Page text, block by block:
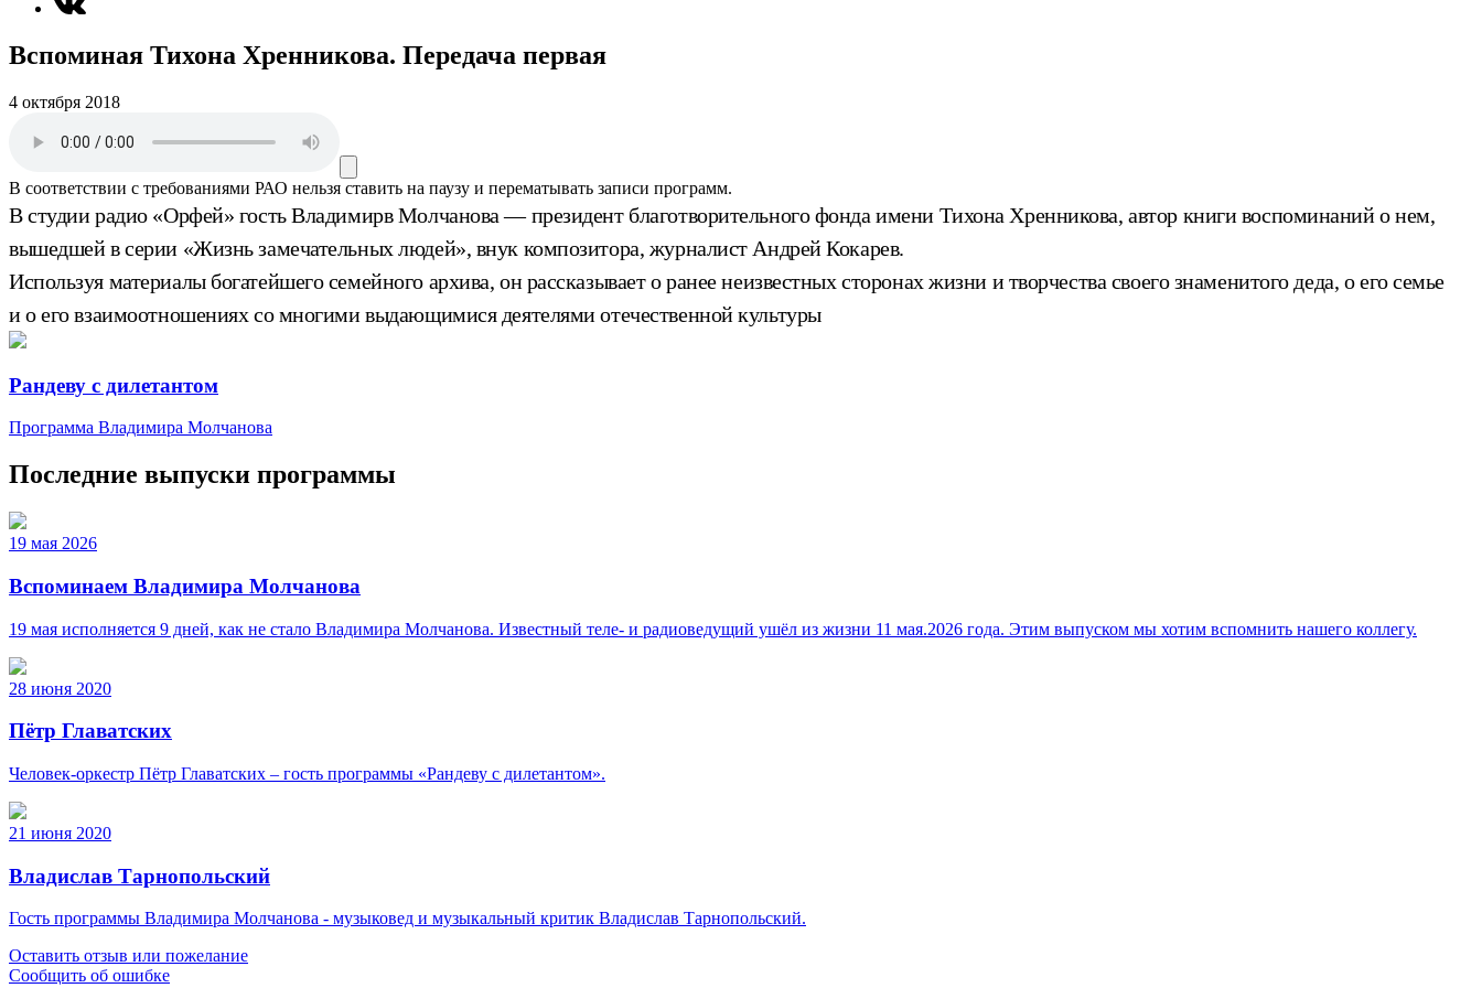
Вспоминая Тихона Хренникова. Передача первая
4 октября 2018
В соответствии с требованиями РАО нельзя ставить на паузу и перематывать записи программ.
В студии радио «Орфей» гость Владимирв Молчанова — президент благотворительного фонда имени Тихона Хренникова, автор книги воспоминаний о нем,
вышедшей в серии «Жизнь замечательных людей», внук композитора, журналист Андрей Кокарев.
Используя материалы богатейшего семейного архива, он рассказывает о ранее неизвестных сторонах жизни и творчества своего знаменитого деда, о его семье
и о его взаимоотношениях со многими выдающимися деятелями отечественной культуры
Рандеву с дилетантом
Программа Владимира Молчанова
Последние выпуски программы
19 мая 2026
Вспоминаем Владимира Молчанова
19 мая исполняется 9 дней, как не стало Владимира Молчанова. Известный теле‑ и радиоведущий ушёл из жизни 11 мая.2026 года. Этим выпуском мы хотим вспомнить нашего коллегу.
28 июня 2020
Пётр Главатских
Человек-оркестр Пётр Главатских – гость программы «Рандеву с дилетантом».
21 июня 2020
Владислав Тарнопольский
Гость программы Владимира Молчанова - музыковед и музыкальный критик Владислав Тарнопольский.
Оставить отзыв или пожелание
Сообщить об ошибке